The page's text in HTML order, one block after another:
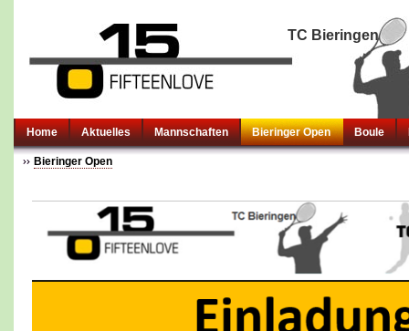
TC Bieringen
Home Aktuelles Mannschaften Bieringer Open Boule
Bieringer Open